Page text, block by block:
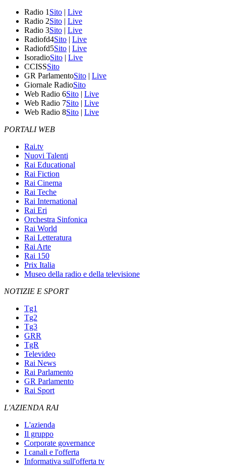
Radio 1 Sito | Live
Radio 2Sito | Live
Radio 3Sito | Live
Radiofd4Sito | Live
Radiofd5Sito | Live
IsoradioSito | Live
CCISSSito
GR ParlamentoSito | Live
Giornale RadioSito
Web Radio 6Sito | Live
Web Radio 7Sito | Live
Web Radio 8Sito | Live
PORTALI WEB
Rai.tv
Nuovi Talenti
Rai Educational
Rai Fiction
Rai Cinema
Rai Teche
Rai International
Rai Eri
Orchestra Sinfonica
Rai World
Rai Letteratura
Rai Arte
Rai 150
Prix Italia
Museo della radio e della televisione
NOTIZIE E SPORT
Tg1
Tg2
Tg3
GRR
TgR
Televideo
Rai News
Rai Parlamento
GR Parlamento
Rai Sport
L'AZIENDA RAI
L'azienda
Il gruppo
Corporate governance
I canali e l'offerta
Informativa sull'offerta tv